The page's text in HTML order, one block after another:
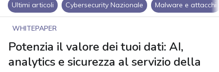
Ultimi articoli Cybersecurity Nazionale Malware e attacchi
WHITEPAPER
Potenzia il valore dei tuoi dati: AI,
analytics e sicurezza al servizio della